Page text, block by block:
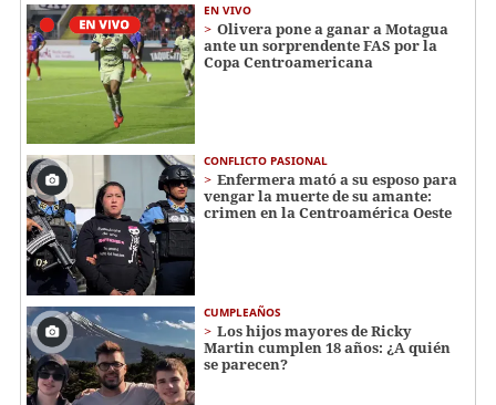
EN VIVO
Olivera pone a ganar a Motagua
ante un sorprendente FAS por la
Copa Centroamericana
CONFLICTO PASIONAL
Enfermera mató a su esposo para
vengar la muerte de su amante:
crimen en la Centroamérica Oeste
CUMPLEAÑOS
Los hijos mayores de Ricky
Martin cumplen 18 años: ¿A quién
se parecen?